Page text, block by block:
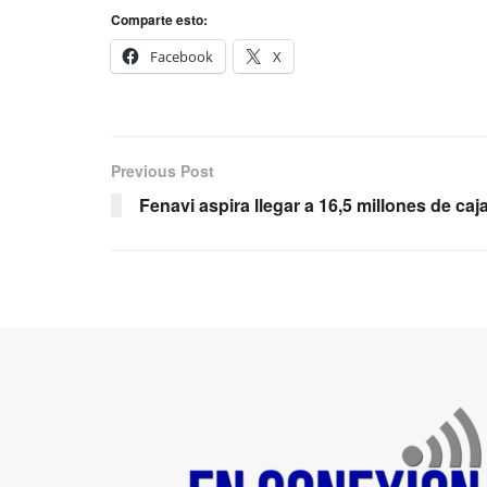
Comparte esto:
Facebook
X
Previous Post
Fenavi aspira llegar a 16,5 millones de